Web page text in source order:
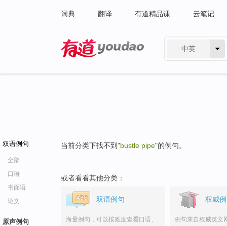
词典 翻译 有道精品课 云笔记
中英
双语例句
全部
口语
书面语
论文
原声例句
当前分类下找不到"bustle pipe"的例句。
或者看看其他分类：
双语例句
海量例句，可以按难度查看口语、
权威
例句来自权威英文